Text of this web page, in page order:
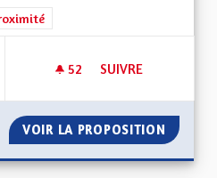
: Les services publics en
52 52 ABONNÉS
SUIVRE
VOIR LA PROPOSITION LIGNE